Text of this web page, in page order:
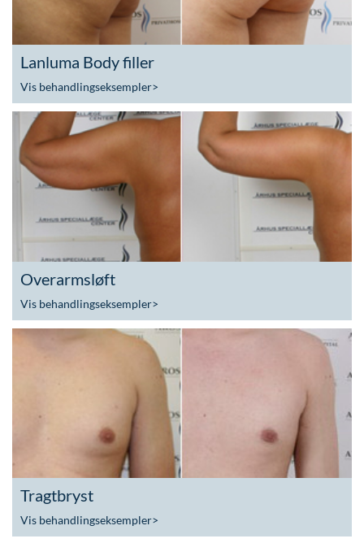
Lanluma Body filler
Vis behandlingseksempler>
Overarmsløft
Vis behandlingseksempler>
Tragtbryst
Vis behandlingseksempler>